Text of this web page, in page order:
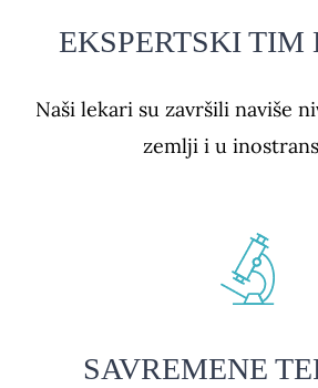
EKSPERTSKI TIM
Naši lekari su završili naviše
zemlji i u
SAVREMENE